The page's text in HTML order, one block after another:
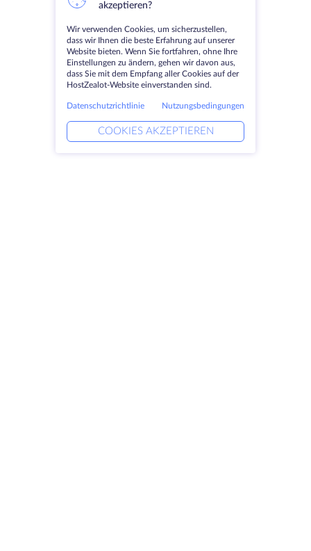
akzeptieren?
Wir verwenden Cookies, um sicherzustellen,
dass wir Ihnen die beste Erfahrung auf unserer
Website bieten. Wenn Sie fortfahren, ohne Ihre
Einstellungen zu ändern, gehen wir davon aus,
dass Sie mit dem Empfang aller Cookies auf der
HostZealot-Website einverstanden sind.
Datenschutzrichtlinie Nutzungsbedingungen
COOKIES AKZEPTIEREN